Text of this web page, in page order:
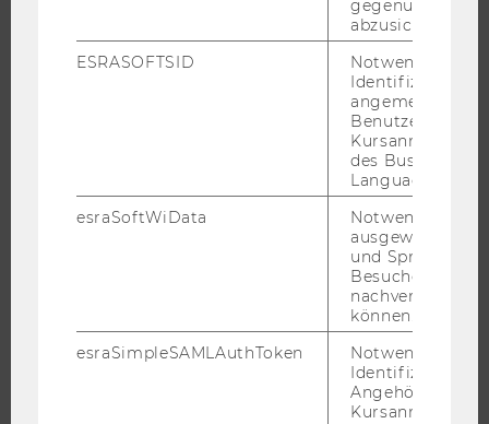
ÜBER DIE WU
gegenüber
abzusichern.
ESRASOFTSID
Notwendig zur
Identifizierung
angemeldeten
Benutzers im
des Business
Language
esraSoftWiData
Notwendig um
ausgewählte
und
Besuchers
nachverfolgen
können.
esraSimpleSAMLAuthToken
Notwendig zur
Identifizierung
Angehörige/r für
Kursanmeldung.